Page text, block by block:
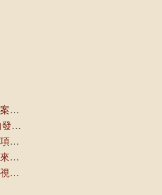
中國於遼寧發生第一起案例，本局立即通知動物防疫機關及產業團體
中國向WOAH通報境內發生非洲豬瘟
農委會超前佈署啟動各項防疫管控措施
防檢局於「防範重大外來豬病產業座談會議」中，請養豬產業及相關業者配合各項管制措施，以防堵本病傳入我國
農委會主委至桃園機場視察邊境管制作業